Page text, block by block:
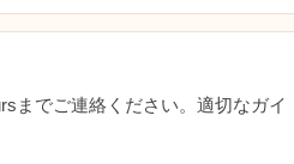
までご連絡ください。適切なガイ